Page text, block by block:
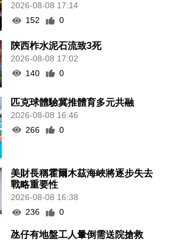
2026-08-08 17:14
152
0
陝西柞水泥石流致3死
2026-08-08 17:02
140
0
匹克球體驗冀推體育多元共融
2026-08-08 16:46
266
0
美財長稱霍爾木茲海峽將逐步失去
戰略重要性
2026-08-08 16:38
236
0
氹仔有地盤工人暈倒需送院搶救